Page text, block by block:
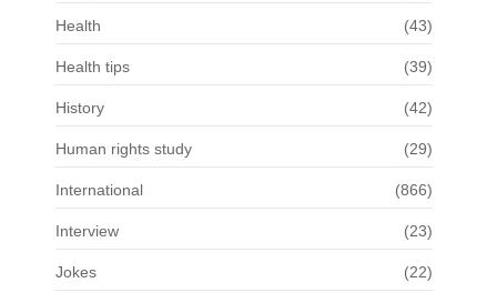
Health (43)
Health tips (39)
History (42)
Human rights study (29)
International (866)
Interview (23)
Jokes (22)